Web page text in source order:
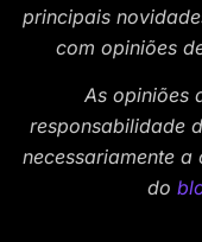
principais
com opiniões
As opiniões
responsabilidade
necessariamente a
do